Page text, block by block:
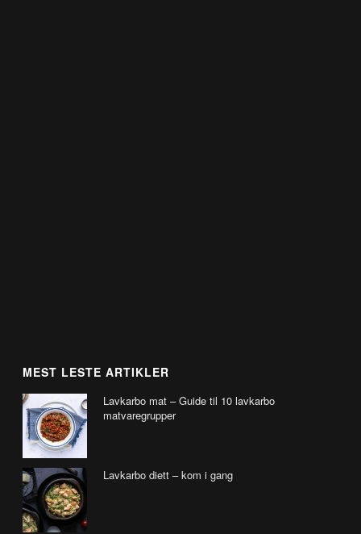
MEST LESTE ARTIKLER
Lavkarbo mat – Guide til 10 lavkarbo
matvaregrupper
Lavkarbo diett – kom i gang